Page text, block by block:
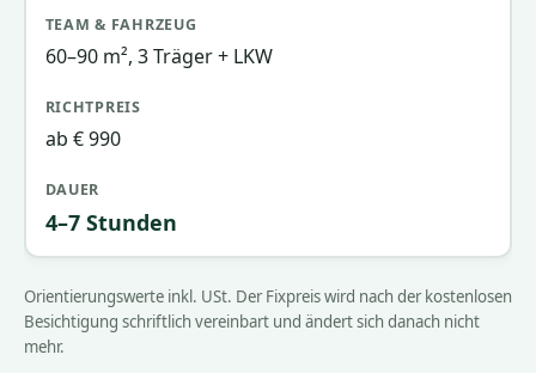
60–90 m², 3 Träger + LKW
ab € 990
4–7 Stunden
Orientierungswerte inkl. USt. Der Fixpreis wird nach der kostenlosen
Besichtigung schriftlich vereinbart und ändert sich danach nicht
mehr.